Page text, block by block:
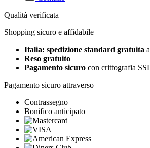
Qualità verificata
Shopping sicuro e affidabile
Italia: spedizione standard gratuita
Reso gratuito
Pagamento sicuro con crittografia
Pagamento sicuro attraverso
Contrassegno
Bonifico anticipato